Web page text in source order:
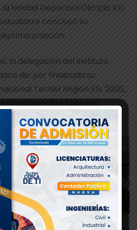
Unidad Deportiva Olimpia XXI
concluyó su
posición.
la delegación del Instituto
dio por finalizada su
TecNM Región XIV 2026,
Bartolo a la etapa
de Ajedrez.